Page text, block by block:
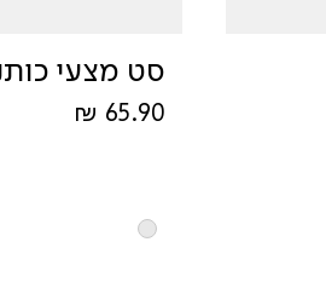
סט מצעי
מחיר